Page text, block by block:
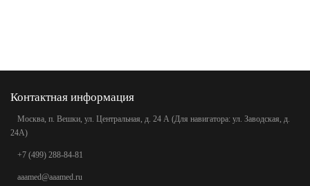
Контактная информация
Москва, п. Вешки, ул. Центральная, д. 24 А (Для навигатора: ул. Заводская, д.
24А)
+7 (499) 288-84-81
aaamed@aaamed.ru